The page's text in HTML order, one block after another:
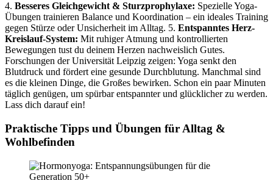
4. Besseres Gleichgewicht & Sturzprophylaxe: Spezielle Yoga-
Übungen trainieren Balance und Koordination – ein ideales Training
gegen Stürze oder Unsicherheit im Alltag. 5. Entspanntes Herz-
Kreislauf-System: Mit ruhiger Atmung und kontrollierten
Bewegungen tust du deinem Herzen nachweislich Gutes.
Forschungen der Universität Leipzig zeigen: Yoga senkt den
Blutdruck und fördert eine gesunde Durchblutung. Manchmal sind
es die kleinen Dinge, die Großes bewirken. Schon ein paar Minuten
täglich genügen, um spürbar entspannter und glücklicher zu werden.
Lass dich darauf ein!
Praktische Tipps und Übungen für Alltag &
Wohlbefinden